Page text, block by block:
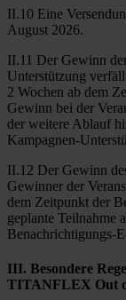
II.10 Eine
August 2026.
II.11 Der Gewinn
Unterstützung
2 Wochen ab dem
Gewinn bei der
der weitere Ablauf
Kampagnen-
II.12 Der Gewinn
Gewinner der
dem Zeitpunkt der
geplante Teilnahme
Benachrichtigungs-
III. Besondere
TITANFLEX Out